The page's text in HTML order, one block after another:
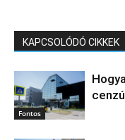
KAPCSOLÓDÓ CIKKEK
Fontos